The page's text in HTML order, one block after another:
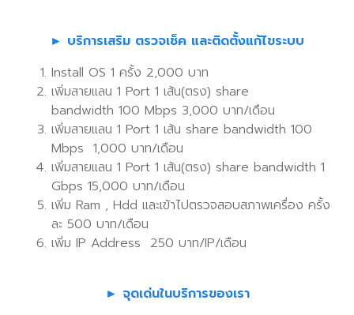
► บริการเสริม ตรวจเช็ค และติดตั้งแก้ไขระบบ
Install OS 1 ครั้ง 2,000 บาท
เพิ่มสายแลน 1 Port 1 เส้น(ตรง) share
bandwidth 100 Mbps 3,000 บาท/เดือน
เพิ่มสายแลน 1 Port 1 เส้น share bandwidth 100
Mbps 1,000 บาท/เดือน
เพิ่มสายแลน 1 Port 1 เส้น(ตรง) share bandwidth 1
Gbps 15,000 บาท/เดือน
เพิ่ม Ram , Hdd และเข้าไปตรวจสอบสภาพเครื่อง ครั้ง
ละ 500 บาท/เดือน
เพิ่ม IP Address 250 บาท/IP/เดือน
► จุดเด่นในบริการของเรา